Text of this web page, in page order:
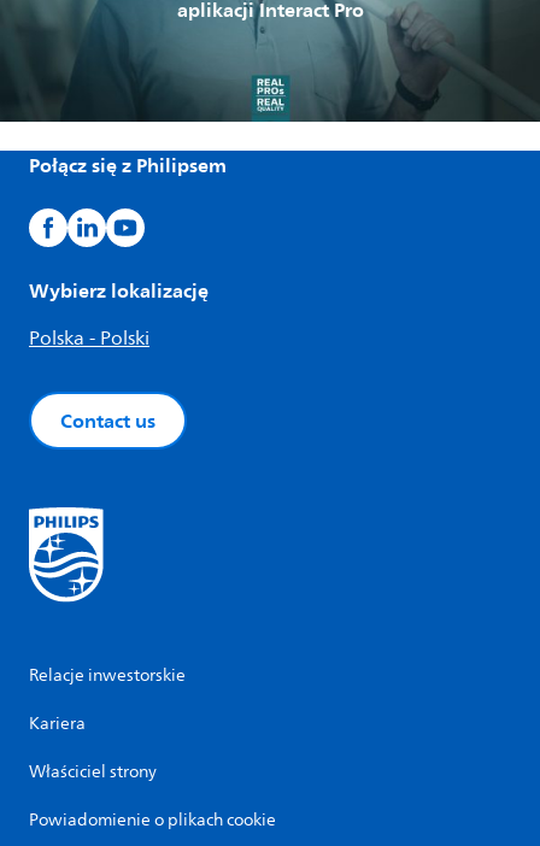
aplikacji Interact Pro
Połącz się z Philipsem
Wybierz lokalizację
Polska - Polski
Contact us
Relacje inwestorskie
Kariera
Właściciel strony
Powiadomienie o plikach cookie